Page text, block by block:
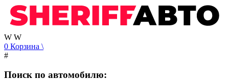
W W
0 Корзина \
#
Поиск по автомобилю: